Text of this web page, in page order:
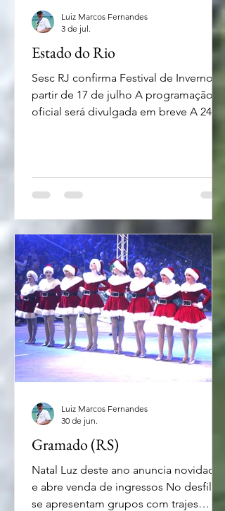
Estado do Rio
Sesc RJ confirma Festival de Inverno a
partir de 17 de julho A programação
oficial será divulgada em breve A 24ª
de agosto, levando mais de 500 horas
de programação cultural e
multilinguagem (música, teatro, dança,
Janeiro. Em Petrópolis, os grandes
shows serão divididos entre o Centro
Cultural Sesc Quitandinha e o Parque
de Itai
Luiz Marcos Fernandes
3 de jul.
Gramado (RS)
Natal Luz deste ano anuncia novidades
e abre venda de ingressos No desfile
se apresentam grupos com trajes
Luiz Marcos Fernandes
30 de jun.